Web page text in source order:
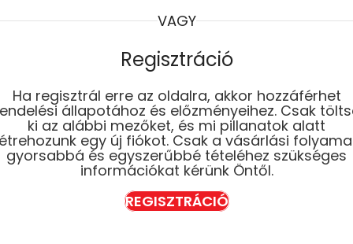
VAGY
Regisztráció
Ha regisztrál erre az oldalra, akkor hozzáférhet
állapotához és előzményeihez. Csak
ki az alábbi mezőket, és mi pillanatok alatt
egy új fiókot. Csak a vásárlási
gyorsabbá és egyszerűbbé tételéhez szükséges
információkat kérünk Öntől.
REGISZTRÁCIÓ